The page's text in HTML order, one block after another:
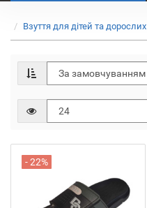
Взуття для дітей та дорослих
- 22%